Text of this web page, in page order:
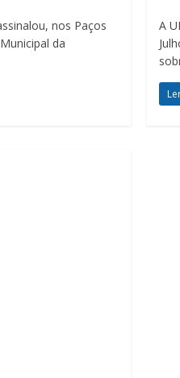
nos Paços
da
A